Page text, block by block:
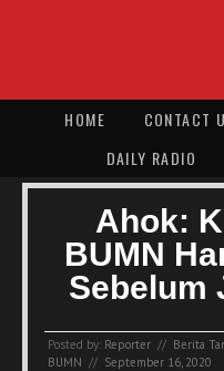
HOME CONTACT
DAILY RADIO
Ahok:
BUMN
Sebelum
Posted by: Reporter // Berita
BUMN // September 16, 2020